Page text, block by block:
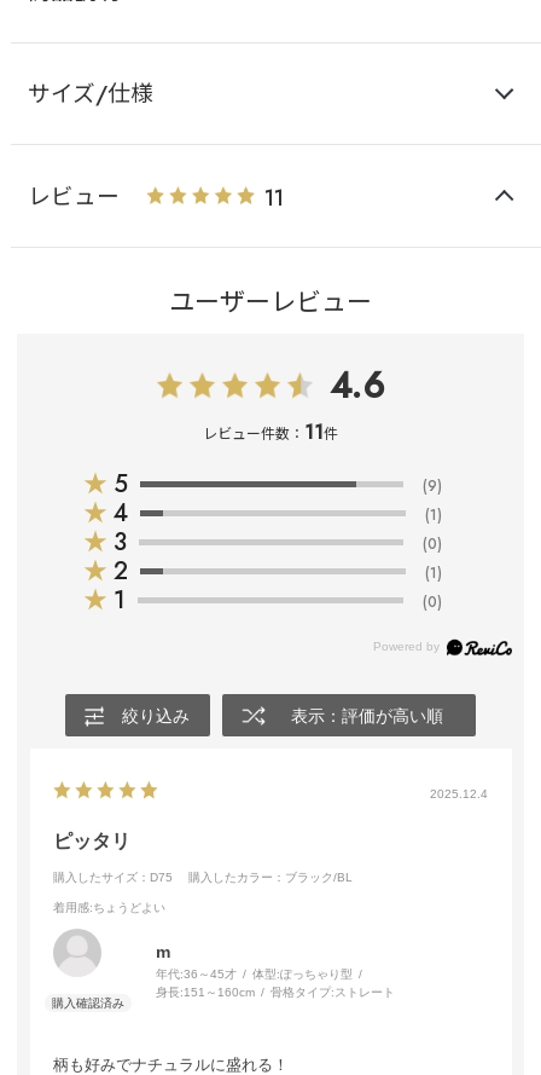
サイズ/仕様
レビュー 11
ユーザーレビュー
4.6
レビュー件数： 11件
★ 5 (9)
★ 4 (1)
★ 3 (0)
★ 2 (1)
★ 1 (0)
絞り込み 表示：評価が高い順
2025.12.4
ピッタリ
購入したサイズ：D75 購入したカラー：ブラック/BL
着用感:ちょうどよい
m
年代:36～45才 体型:ぽっちゃり型
身長:151～160cm 骨格タイプ: ストレート
柄も好みでナチュラルに盛れる！